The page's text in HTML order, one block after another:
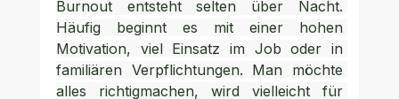
Burnout entsteht selten über Nacht.
Häufig beginnt es mit einer hohen
Motivation, viel Einsatz im Job oder in
familiären Verpflichtungen. Man möchte
alles richtigmachen, wird vielleicht für